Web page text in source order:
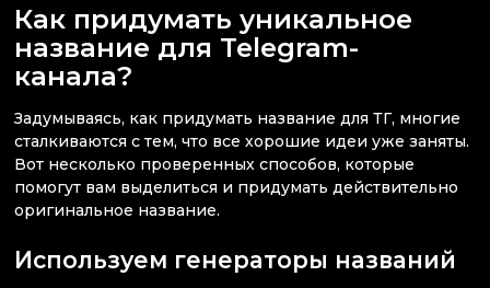
Как придумать уникальное
название для Telegram-
канала?
Задумываясь, как придумать название для ТГ, многие
сталкиваются с тем, что все хорошие идеи уже заняты.
Вот несколько проверенных способов, которые
помогут вам выделиться и придумать действительно
оригинальное название.
Используем генераторы названий